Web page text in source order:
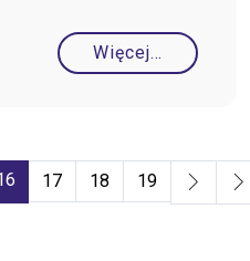
Więcej…
Strona 16 z 19
17 18 19